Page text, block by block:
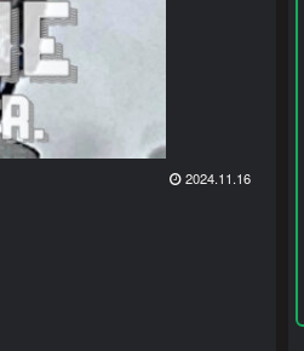
2024.11.16